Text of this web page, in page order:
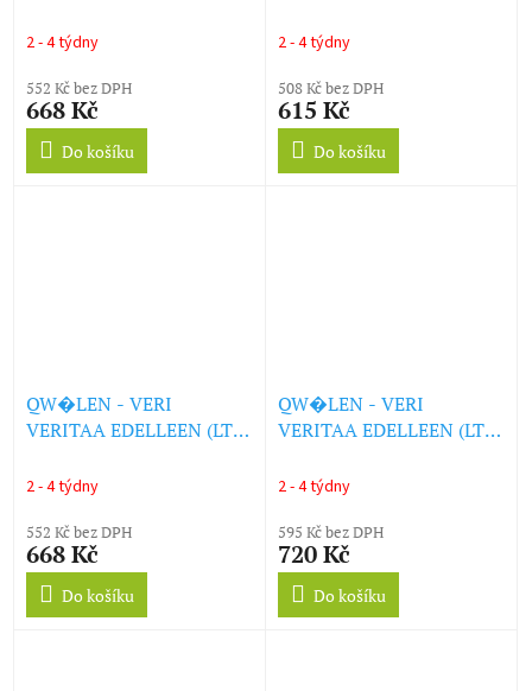
2 - 4 týdny
552 Kč bez DPH
668 Kč
Do košíku
2 - 4 týdny
508 Kč bez DPH
615 Kč
Do košíku
QW�LEN - VERI
VERITAA EDELLEEN (LTD.
2 - 4 týdny
552 Kč bez DPH
668 Kč
Do košíku
QW�LEN - VERI
VERITAA EDELLEEN (LTD.
2 - 4 týdny
595 Kč bez DPH
720 Kč
Do košíku